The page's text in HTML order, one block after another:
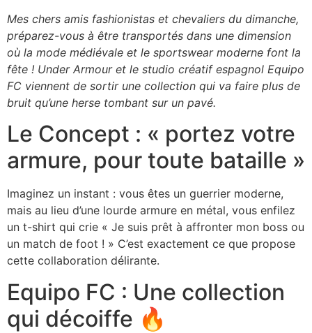
Mes chers amis fashionistas et chevaliers du dimanche,
préparez-vous à être transportés dans une dimension
où la mode médiévale et le sportswear moderne font la
fête ! Under Armour et le studio créatif espagnol Equipo
FC viennent de sortir une collection qui va faire plus de
bruit qu’une herse tombant sur un pavé.
Le Concept : « portez votre
armure, pour toute bataille »
Imaginez un instant : vous êtes un guerrier moderne,
mais au lieu d’une lourde armure en métal, vous enfilez
un t-shirt qui crie « Je suis prêt à affronter mon boss ou
un match de foot ! » C’est exactement ce que propose
cette collaboration délirante.
Equipo FC : Une collection
qui décoiffe 🔥